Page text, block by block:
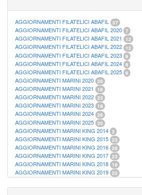
AGGIORNAMENTI FILATELICI ABAFIL 37
AGGIORNAMENTI FILATELICI ABAFIL 2020 7
AGGIORNAMENTI FILATELICI ABAFIL 2021 12
AGGIORNAMENTI FILATELICI ABAFIL 2022 12
AGGIORNAMENTI FILATELICI ABAFIL 2023 9
AGGIORNAMENTI FILATELICI ABAFIL 2024 6
AGGIORNAMENTI FILATELICI ABAFIL 2025 6
AGGIORNAMENTI MARINI 2020 20
AGGIORNAMENTI MARINI 2021 16
AGGIORNAMENTI MARINI 2022 23
AGGIORNAMENTI MARINI 2023 19
AGGIORNAMENTI MARINI 2024 26
AGGIORNAMENTI MARINI 2025 20
AGGIORNAMENTI MARINI KING 2014 2
AGGIORNAMENTI MARINI KING 2015 23
AGGIORNAMENTI MARINI KING 2016 28
AGGIORNAMENTI MARINI KING 2017 23
AGGIORNAMENTI MARINI KING 2018 19
AGGIORNAMENTI MARINI KING 2019 22
ALBUM PER CARTAMONETA 1